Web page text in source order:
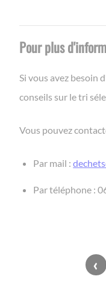
Pour plus
Si vous avez besoin
conseils sur le tri
Vous pouvez
Par mail :
Par téléphone :